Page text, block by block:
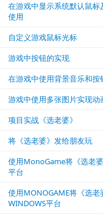
在游戏中显示系统默认鼠标
使用
自定义游戏鼠标光标
游戏中按钮的实现
在游戏中使用背景音乐和按
游戏中使用多张图片实现动
项目实战《选老婆》
将《选老婆》发给朋友玩
使用MonoGame将《选老
平台
使用MONOGAME将《选老
WINDOWS平台